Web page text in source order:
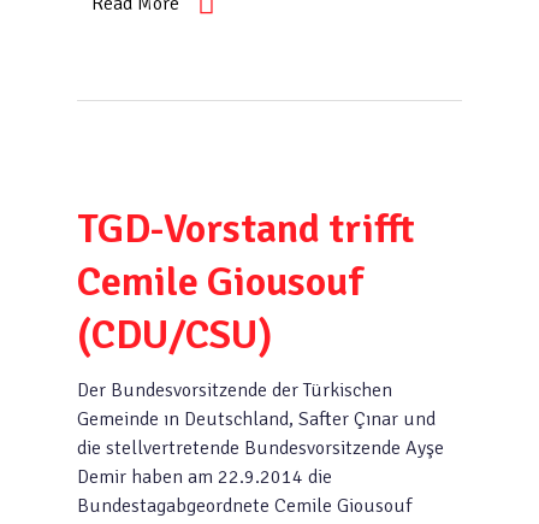
TGD-Vorstand trifft
Cemile Giousouf
(CDU/CSU)
Der Bundesvorsitzende der Türkischen
Gemeinde ın Deutschland, Safter Çınar und
die stellvertretende Bundesvorsitzende Ayşe
Demir haben am 22.9.2014 die
Bundestagabgeordnete Cemile Giousouf